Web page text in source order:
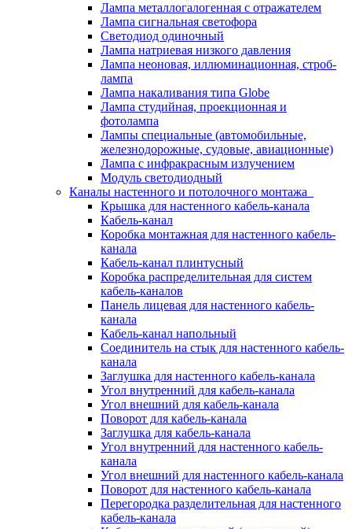
Лампа металлогалогенная с отражателем
Лампа сигнальная светофора
Светодиод одиночный
Лампа натриевая низкого давления
Лампа неоновая, иллюминационная, строб-
лампа
Лампа накаливания типа Globe
Лампа студийная, проекционная и
фотолампа
Лампы специальные (автомобильные,
железнодорожные, судовые, авиационные)
Лампа с инфракрасным излучением
Модуль светодиодный
Каналы настенного и потолочного монтажа
Крышка для настенного кабель-канала
Кабель-канал
Коробка монтажная для настенного кабель-
канала
Кабель-канал плинтусный
Коробка распределительная для систем
кабель-каналов
Панель лицевая для настенного кабель-
канала
Кабель-канал напольный
Соединитель на стык для настенного кабель-
канала
Заглушка для настенного кабель-канала
Угол внутренний для кабель-канала
Угол внешний для кабель-канала
Поворот для кабель-канала
Заглушка для кабель-канала
Угол внутренний для настенного кабель-
канала
Угол внешний для настенного кабель-канала
Поворот для настенного кабель-канала
Перегородка разделительная для настенного
кабель-канала